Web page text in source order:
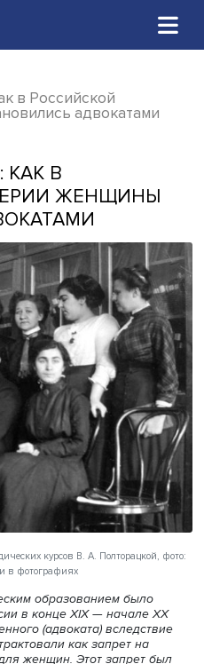
как в Российской
КАК В
курсов В. А.
в фотографиях